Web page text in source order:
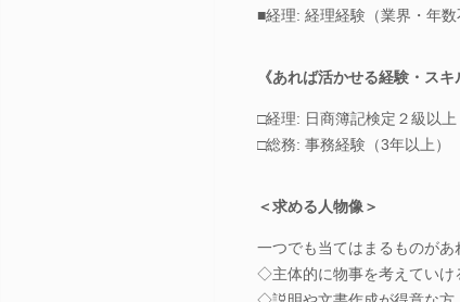
■経理: 経理経験（業界・年
《あれば活かせる経験・スキ
□経理: 日商簿記検定２級以上
□総務: 事務経験（3年以上）
＜求める人物像＞
一つでも当てはまるものがあ
◇主体的に物事を考えていけ